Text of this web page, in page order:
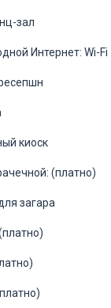
зал
Интернет: Wi-Fi
киоск
(платно)
загара